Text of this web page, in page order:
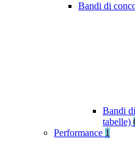
Bandi di
Bandi
tabelle)
Performance 1